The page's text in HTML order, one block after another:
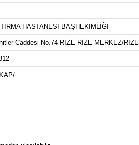
HASTANESİ BAŞHEKİMLİĞİ
Caddesi No.74 RİZE RİZE MERKEZ/RİZE